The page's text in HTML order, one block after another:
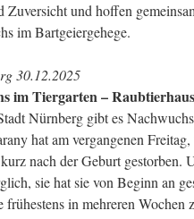
Zuversicht und hoffen
im Bartgeiergehege.
30.12.2025
im Tiergarten –
Nürnberg gibt es
hat am vergangenen
nach der Geburt
sie hat sie von Beginn an
in mehreren Wochen